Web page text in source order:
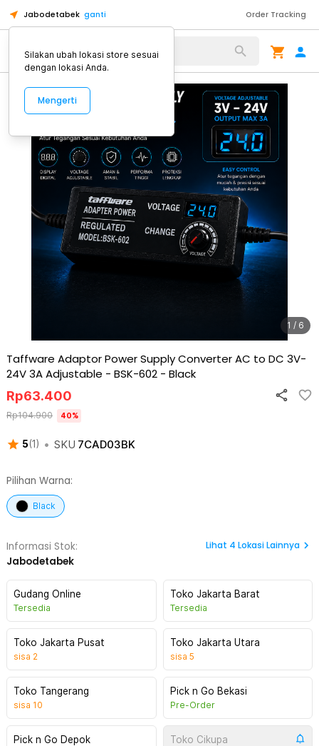
Jabodetabek ganti Order Tracking
Alat Kopi
1 / 6
Taffware Adaptor Power Supply Converter AC to DC 3V-
24V 3A Adjustable - BSK-602 - Black
5(1 ) • SKU 7CAD03BK
Rp63.400
Rp104.900 40%
Pilihan Warna:
Black
Informasi Stok:
Jabodetabek
Lihat 4 Lokasi Lainnya
Gudang Online
Tersedia
Toko Jakarta Barat
Tersedia
Toko Jakarta Pusat
sisa 2
Toko Jakarta Utara
sisa 5
Toko Tangerang
sisa 10
Pick n Go Bekasi
Pre-Order
Pick n Go Depok Toko Cikupa
Silakan ubah lokasi store sesuai
dengan lokasi Anda.
Mengerti